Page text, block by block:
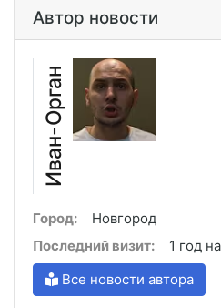
Автор новости
Иван-Орган
Город:
Новгород
Последний визит:
1 год
Все новости автора